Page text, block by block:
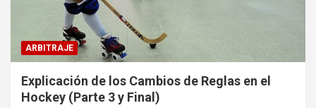
ARBITRAJE
Explicación de los Cambios de Reglas en el
Hockey (Parte 3 y Final)